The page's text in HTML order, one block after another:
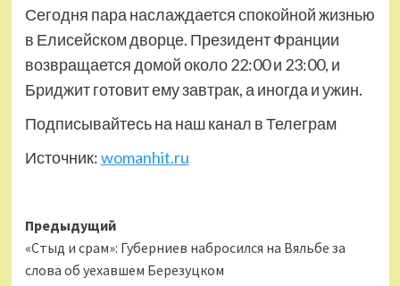
Сегодня пара наслаждается спокойной жизнью
в Елисейском дворце. Президент Франции
возвращается домой около 22:00 и 23:00, и
Бриджит готовит ему завтрак, а иногда и ужин.
Подписывайтесь на наш канал в Телеграм
Источник:womanhit.ru
Навигация
записи
Предыдущий
«Стыд и срам»: Губерниев набросился на Вяльбе за
слова об уехавшем Березуцком